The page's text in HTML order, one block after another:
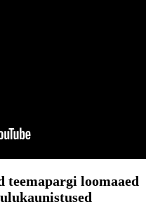
loomaaed